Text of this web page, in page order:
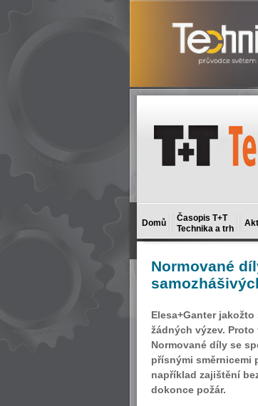
Domů
Časopis T+T
Technika a trh
Normované
Elesa+Ganter
žádných výzev.
Normované díly se
přísnými směrnicemi
například zajištění
dokonce požár.